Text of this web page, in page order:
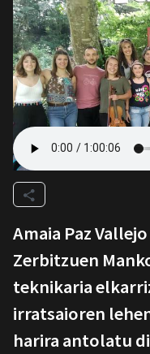
Amaia Paz
Zerbitzuen
teknikaria
irratsaioren
harira antolatu